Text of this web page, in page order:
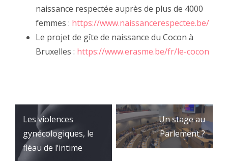
naissance respectée auprès de plus de 4000
femmes : https://www.naissancerespectee.be/
Le projet de gîte de naissance du Cocon à
Bruxelles : https://www.erasme.be/fr/le-cocon
Navigation
de
l’article
Les violences
gynécologiques, le
fléau de l’intime
Un stage au
Parlement ?